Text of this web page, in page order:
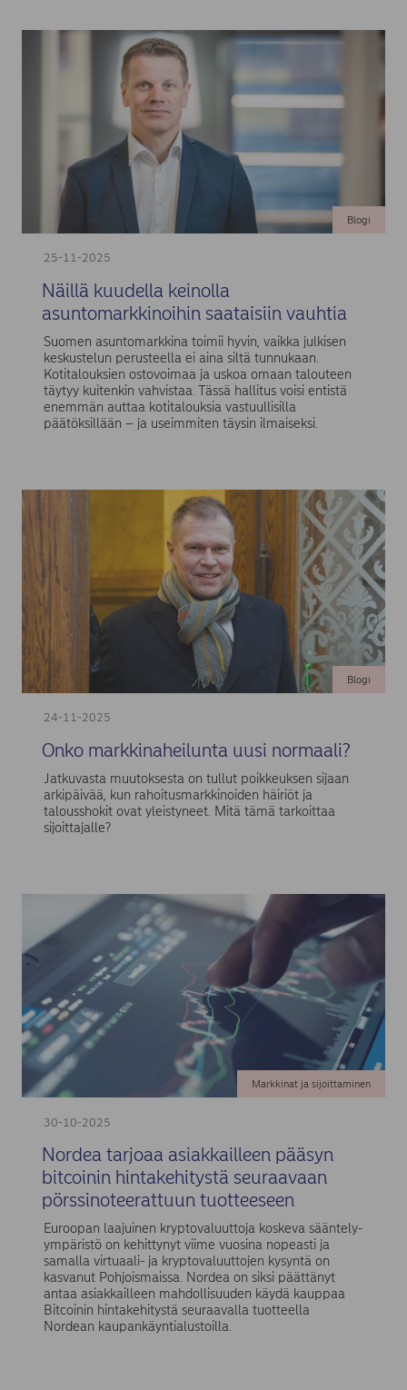
25-11-2025
Blogi
Näillä kuudella keinolla
asuntomarkkinoihin saataisiin vauhtia
Suomen asuntomarkkina toimii hyvin, vaikka julkisen
keskustelun perusteella ei aina siltä tunnukaan.
Kotitalouksien ostovoimaa ja uskoa omaan talouteen
täytyy kuitenkin vahvistaa. Tässä hallitus voisi entistä
enemmän auttaa kotitalouksia vastuullisilla
päätöksillään – ja useimmiten täysin ilmaiseksi.
24-11-2025
Blogi
Onko markkinaheilunta uusi normaali?
Jatkuvasta muutoksesta on tullut poikkeuksen sijaan
arkipäivää, kun rahoitusmarkkinoiden häiriöt ja
talousshokit ovat yleistyneet. Mitä tämä tarkoittaa
sijoittajalle?
30-10-2025
Markkinat ja sijoittaminen
Nordea tarjoaa asiakkailleen pääsyn
bitcoinin hintakehitystä seuraavaan
pörssinoteerattuun tuotteeseen
Euroopan laajuinen kryptovaluuttoja koskeva sääntely-
ympäristö on kehittynyt viime vuosina nopeasti ja
samalla virtuaali- ja kryptovaluuttojen kysyntä on
kasvanut Pohjoismaissa. Nordea on siksi päättänyt
antaa asiakkailleen mahdollisuuden käydä kauppaa
Bitcoinin hintakehitystä seuraavalla tuotteella
Nordean kaupankäyntialustoilla.